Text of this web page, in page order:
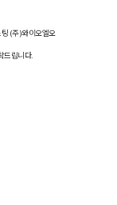
(주)와이오엘오
드립니다.